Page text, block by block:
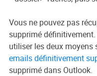
Vous ne pouvez pas
supprimé
utiliser les deux moyens
emails définitivement
supprimé dans Outlook.